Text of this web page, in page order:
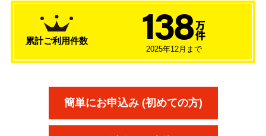
累計ご利用件数 138 万
件
2025年12月まで
簡単にお申込み (初めての方)